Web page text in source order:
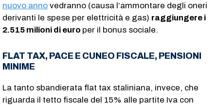
nuovo anno vedranno (causa l’ammontare degli oneri
derivanti le spese per elettricità e gas) raggiungere i
2.515 milioni di euro per il bonus sociale.
FLAT TAX, PACE E CUNEO FISCALE, PENSIONI
MINIME
La tanto sbandierata flat tax staliniana, invece, che
riguarda il tetto fiscale del 15% alle partite Iva con